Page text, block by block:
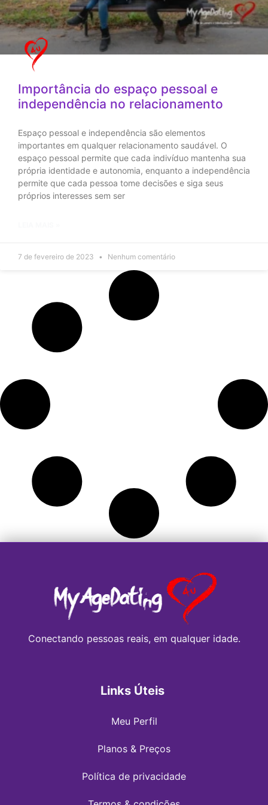
Importância do espaço pessoal e
independência no relacionamento
Espaço pessoal e independência são elementos
importantes em qualquer relacionamento saudável. O
espaço pessoal permite que cada indivíduo mantenha sua
própria identidade e autonomia, enquanto a independência
permite que cada pessoa tome decisões e siga seus
próprios interesses sem ser
7 de fevereiro de 2023 Nenhum comentário
Conectando pessoas reais, em qualquer idade.
Links Úteis
Meu Perfil
Planos & Preços
Política de privacidade